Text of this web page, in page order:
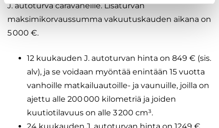
J. autoturva caravaneille. Lisäturvan
maksimikorvaussumma vakuutuskauden aikana on
5 000 €.
12 kuukauden J. autoturvan hinta on 849 € (sis.
alv), ja se voidaan myöntää enintään 15 vuotta
vanhoille matkailuautoille- ja vaunuille, joilla on
ajettu alle 200 000 kilometriä ja joiden
kuutiotilavuus on alle 3 200 cm³.